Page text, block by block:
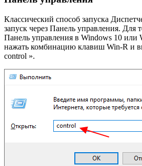
Классический способ запуска
запуск через Панель управления. Для
Панель управления в Windows 10 или
нажать комбинацию клавиш Win-R и
control ».